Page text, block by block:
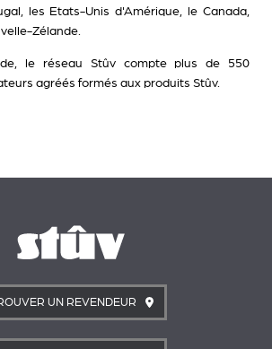
les Etats-Unis d'Amérique, le Canada,
Zélande.
le réseau Stûv compte plus de 550
agréés formés aux produits Stûv.
UN REVENDEUR